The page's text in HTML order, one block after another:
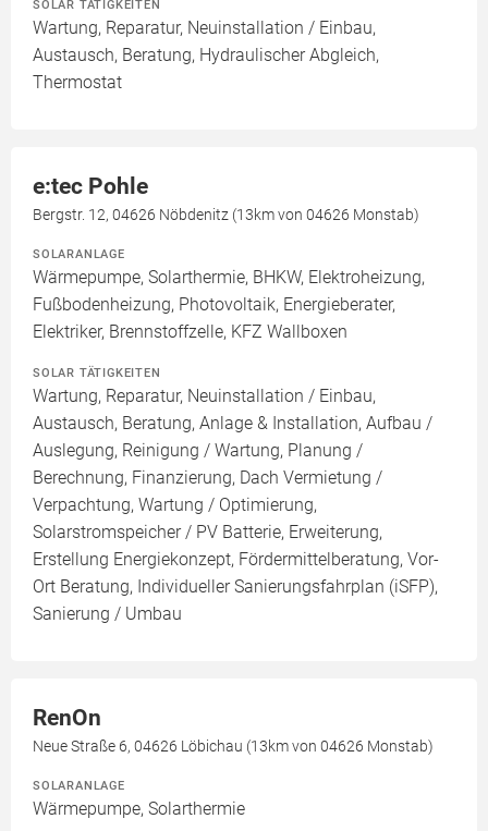
SOLAR TÄTIGKEITEN
Wartung, Reparatur, Neuinstallation / Einbau,
Austausch, Beratung, Hydraulischer Abgleich,
Thermostat
e:tec Pohle
Bergstr. 12, 04626 Nöbdenitz (13km von 04626 Monstab)
SOLARANLAGE
Wärmepumpe, Solarthermie, BHKW, Elektroheizung,
Fußbodenheizung, Photovoltaik, Energieberater,
Elektriker, Brennstoffzelle, KFZ Wallboxen
SOLAR TÄTIGKEITEN
Wartung, Reparatur, Neuinstallation / Einbau,
Austausch, Beratung, Anlage & Installation, Aufbau /
Auslegung, Reinigung / Wartung, Planung /
Berechnung, Finanzierung, Dach Vermietung /
Verpachtung, Wartung / Optimierung,
Solarstromspeicher / PV Batterie, Erweiterung,
Erstellung Energiekonzept, Fördermittelberatung, Vor-
Ort Beratung, Individueller Sanierungsfahrplan (iSFP),
Sanierung / Umbau
RenOn
Neue Straße 6, 04626 Löbichau (13km von 04626 Monstab)
SOLARANLAGE
Wärmepumpe, Solarthermie